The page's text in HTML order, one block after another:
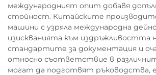
международният опит добавя
стойност. Китайските
машини с узряла международна
изискванията към издръжливостта
стандартите за документация и
относно съответствие в
могат да подготвят ръководства,